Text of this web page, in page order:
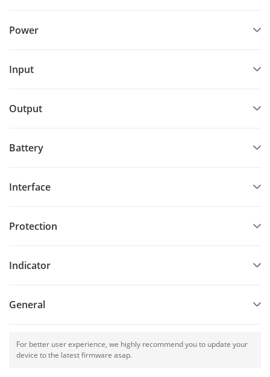
Power
Input
Output
Battery
Interface
Protection
Indicator
General
For better user experience, we highly recommend you to update your
device to the latest firmware asap.